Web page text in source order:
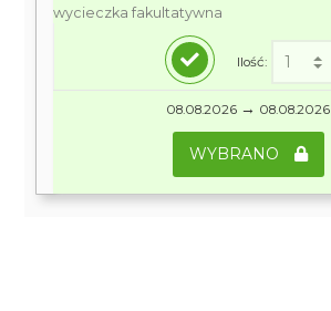
wycieczka fakultatywna
Ilość:
08.08.2026 → 08.08.2026
WYBRANO